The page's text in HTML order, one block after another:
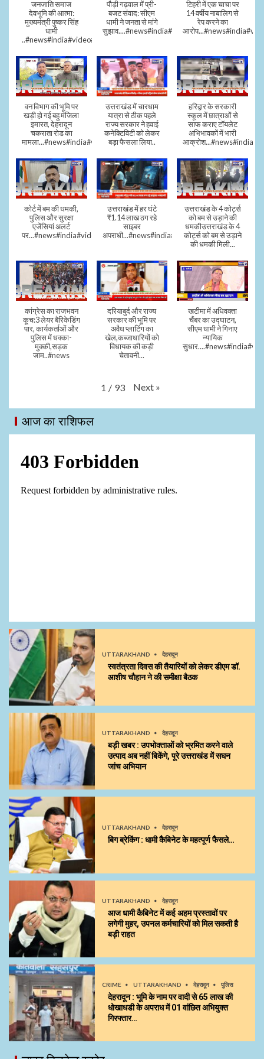
जनजाति समाज
देवभूमि की आत्मा:
मुख्यमंत्री पुष्कर सिंह
धामी
..#news#india#video#viral
पौड़ी गढ़वाल में प्री-
बजट संवाद: सीएम
धामी ने जनता से मांगे
सुझाव....#news#india#video#viral
टिहरी में एक चाचा पर
14 वर्षीय नाबालिग से
रेप करने का
वन विभाग की भूमि पर
खड़ी हो गई बहु मंजिला
इमारत, देहरादून
चकराता रोड का
मामला...#news#india#video
उत्तराखंड में चारधाम
यात्रा से ठीक पहले
राज्य सरकार ने हवाई
कनेक्टिविटी को लेकर
बड़ा फैसला लिया..
हरिद्वार के सरकारी
स्कूल में छात्राओं से
साफ कराए टॉयलेट
अभिभावकों में भारी
आक्रोश...#news#india
कोर्ट में बम की धमकी,
पुलिस और सुरक्षा
एजेंसियां अलर्ट
पर...#news#india#video#viral
उत्तराखंड में हर घंटे
₹1.14 लाख ठग रहे
साइबर
अपराधी...#news#india#video#viral
उत्तराखंड के 4 कोर्ट्स
को बम से उड़ाने की
धमकीउत्तराखंड के 4
कोर्ट्स को बम से उड़ाने
की धमकी मिली...
कांग्रेस का राजभवन
कूच:3 लेयर बैरिकेडिंग
पार, कार्यकर्ताओं और
पुलिस में धक्का-
मुक्की,सड़क
जाम..#news
दरियाबुर्द और राज्य
सरकार की भूमि पर
अवैध प्लाटिंग का
खेल,कब्जाधारियों को
विधायक की कड़ी
चेतावनी...
खटीमा में अधिवक्ता
चैंबर का उद्घाटन,
सीएम धामी ने गिनाए
न्यायिक
1 / 93 Next »
आज का राशिफल
UTTARAKHAND देहरादून
स्वतंत्रता दिवस की तैयारियों को लेकर डीएम डॉ.
आशीष चौहान ने की समीक्षा बैठक
UTTARAKHAND देहरादून
बड़ी खबर : उपभोक्ताओं को भ्रमित करने वाले
उत्पाद अब नहीं बिकेंगे, पूरे उत्तराखंड में सघन
जांच अभियान
UTTARAKHAND देहरादून
बिग ब्रेकिंग : धामी कैबिनेट के महत्पूर्ण फैसले…
UTTARAKHAND देहरादून
आज धामी कैबिनेट में कई अहम प्रस्तावों पर
लगेगी मुहर, उपनल कर्मचारियों को मिल सकती है
बड़ी राहत
CRIME UTTARAKHAND देहरादून पुलिस
देहरादून : भूमि के नाम पर वादी से 65 लाख की
धोखाधडी के अपराध में 01 वांछित अभियुक्त
गिरफ्तार…